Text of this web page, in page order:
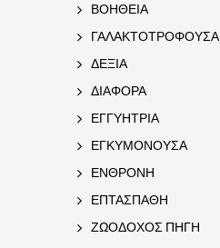
ΒΟΗΘΕΙΑ
ΓΑΛΑΚΤΟΤΡΟΦΟΥΣΑ
ΔΕΞΙΑ
ΔΙΑΦΟΡΑ
ΕΓΓΥΗΤΡΙΑ
ΕΓΚΥΜΟΝΟΥΣΑ
ΕΝΘΡΟΝΗ
ΕΠΤΑΣΠΑΘΗ
ΖΩΟΔΟΧΟΣ ΠΗΓΗ